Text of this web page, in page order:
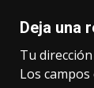
Deja una
Tu
Los